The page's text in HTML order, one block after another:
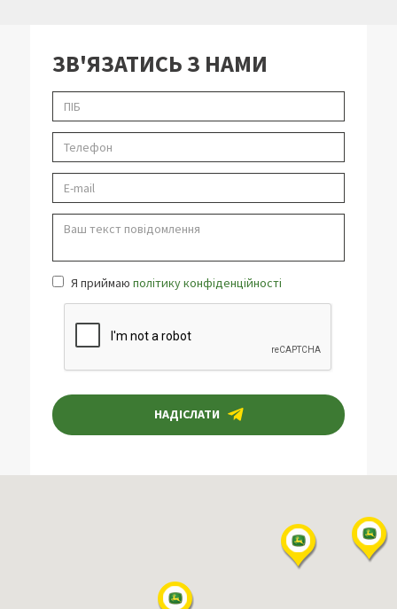
ЗВ'ЯЗАТИСЬ З НАМИ
Я приймаю політику конфіденційності